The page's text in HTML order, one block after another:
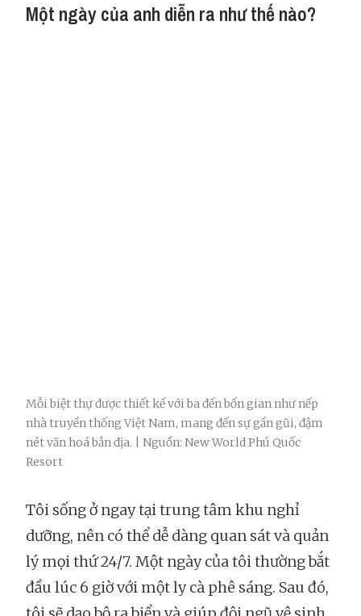
Một ngày của anh diễn ra như thế nào?
Mỗi biệt thự được thiết kế với ba đến bốn gian như nếp
nhà truyền thống Việt Nam, mang đến sự gần gũi, đậm
nét văn hoá bản địa. | Nguồn: New World Phú Quốc
Resort
Tôi sống ở ngay tại trung tâm khu nghỉ
dưỡng, nên có thể dễ dàng quan sát và quản
lý mọi thứ 24/7. Một ngày của tôi thường bắt
đầu lúc 6 giờ với một ly cà phê sáng. Sau đó,